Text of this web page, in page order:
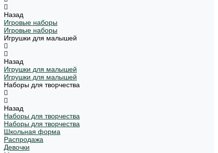
Назад
Игровые наборы
Игровые наборы
Игрушки для малышей
Назад
Игрушки для малышей
Игрушки для малышей
Наборы для творчества
Назад
Наборы для творчества
Наборы для творчества
Школьная форма
Распродажа
Девочки